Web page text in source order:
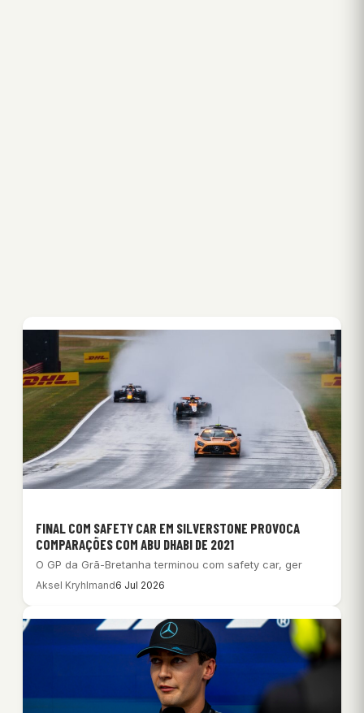
FINAL COM SAFETY CAR EM SILVERSTONE PROVOCA
COMPARAÇÕES COM ABU DHABI DE 2021
O GP da Grã-Bretanha terminou com safety car, ger
Aksel Kryhlmand6 Jul 2026